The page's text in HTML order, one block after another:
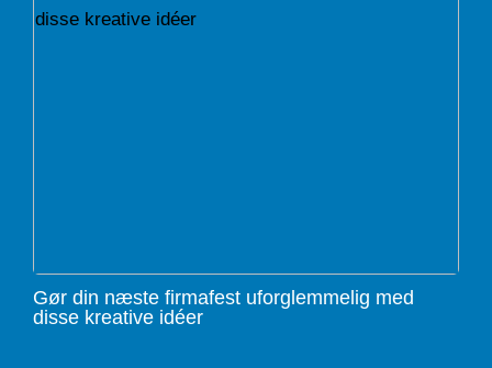
Gør din næste firmafest uforglemmelig med
disse kreative idéer